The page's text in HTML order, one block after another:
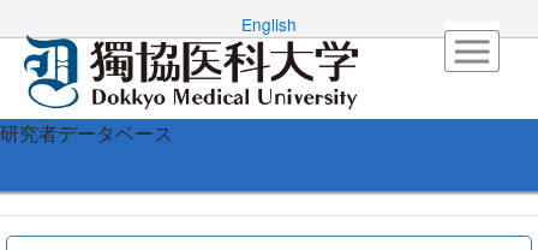
English
研究者データベース